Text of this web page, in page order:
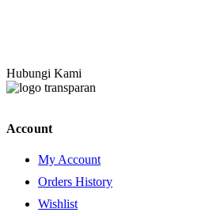
Hubungi Kami
Account
My Account
Orders History
Wishlist